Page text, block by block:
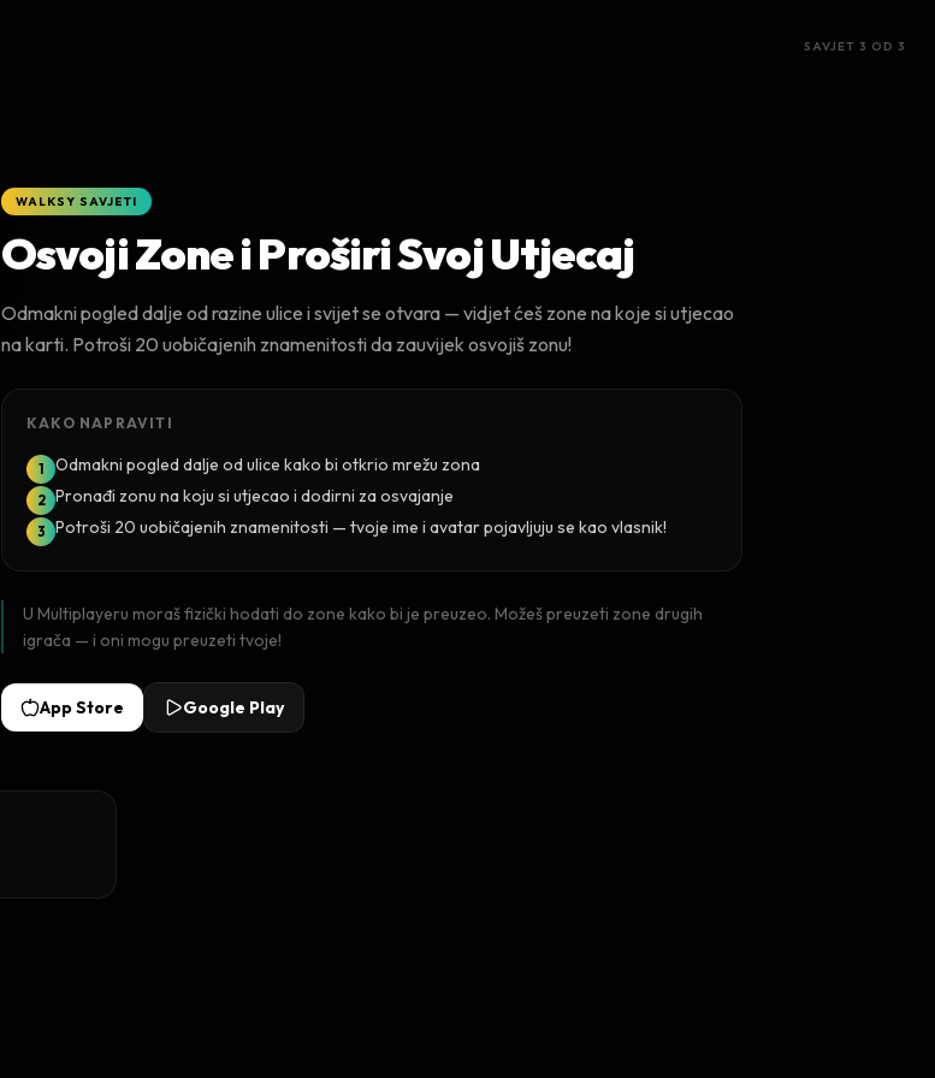
SAVJET 3 OD 3
WALKSY SAVJETI
Osvoji Zone i Proširi Svoj Utjecaj
Odmakni pogled dalje od razine ulice i svijet se otvara — vidjet ćeš zone na koje si utjecao
na karti. Potroši 20 uobičajenih znamenitosti da zauvijek osvojiš zonu!
KAKO NAPRAVITI
1 Odmakni pogled dalje od ulice kako bi otkrio mrežu zona
2 Pronađi zonu na koju si utjecao i dodirni za osvajanje
3 Potroši 20 uobičajenih znamenitosti — tvoje ime i avatar pojavljuju se kao vlasnik!
U Multiplayeru moraš fizički hodati do zone kako bi je preuzeo. Možeš preuzeti zone drugih
igrača — i oni mogu preuzeti tvoje!
App Store Google Play